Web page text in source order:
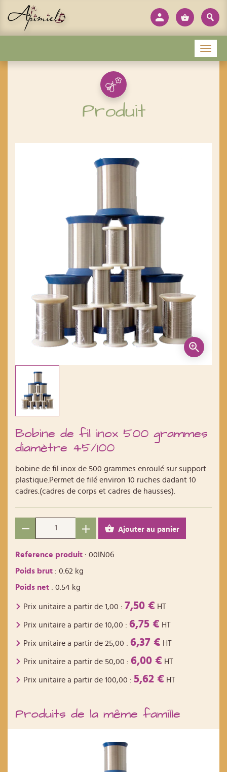
Produit
Bobine de fil inox 500 grammes
diamètre 45/100
bobine de fil inox de 500 grammes enroulé sur support
plastique.Permet de filé environ 10 ruches dadant 10
cadres.(cadres de corps et cadres de hausses).
Ajouter au panier
Reference produit : 00IN06
Poids brut : 0.62 kg
Poids net : 0.54 kg
Prix unitaire a partir de 1,00 : 7,50 € HT
Prix unitaire a partir de 10,00 : 6,75 € HT
Prix unitaire a partir de 25,00 : 6,37 € HT
Prix unitaire a partir de 50,00 : 6,00 € HT
Prix unitaire a partir de 100,00 : 5,62 € HT
Produits de la même famille
Menu
Panneau de gestion des cookies